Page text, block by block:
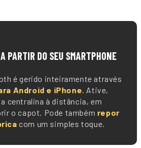
PARTIR DO SEU SMARTPHONE
é gerido inteiramente através
Android e iPhone . Ative,
centralina à distância, em
o capot. Pode também repor
com um simples toque.